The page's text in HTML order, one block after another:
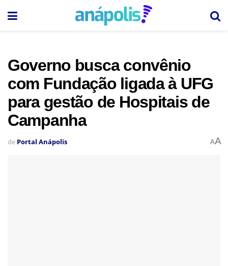
Governo busca convênio
com Fundação ligada à UFG
para gestão de Hospitais de
Campanha
de Portal Anápolis AA